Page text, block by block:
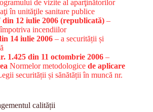
de vizite al aparţinătorilor
în unităţile sanitare publice
12 iulie 2006 (republicată) –
incendiilor
14 iulie 2006 – a securității și
1.425 din 11 octombrie 2006 –
Normelor metodologice de aplicare
securității și sănătății în muncă nr.
calității